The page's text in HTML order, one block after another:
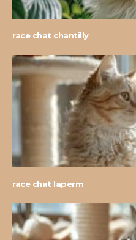
race chat chantilly
race chat laperm